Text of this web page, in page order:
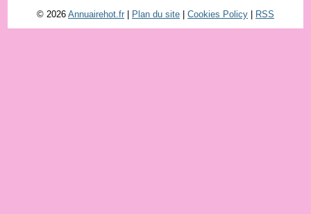
© 2026 Annuairehot.fr | Plan du site | Cookies Policy | RSS